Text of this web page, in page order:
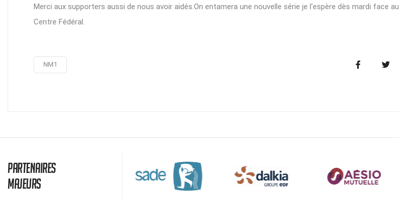
Merci aux supporters aussi de nous avoir aidés.On entamera une nouvelle série je l'espère dès mardi face au
Centre Fédéral.
NM1
Partenaires
majeurs